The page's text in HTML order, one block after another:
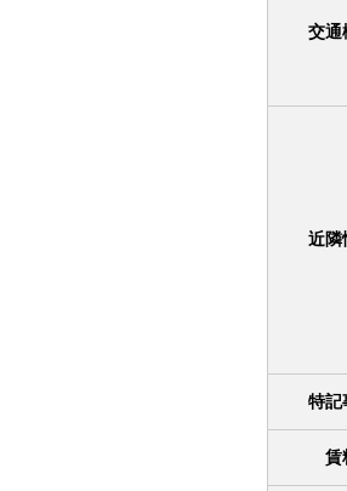
交通
近隣
特記
賃